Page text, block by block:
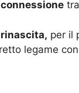
connessione
rinascita, per il
legame